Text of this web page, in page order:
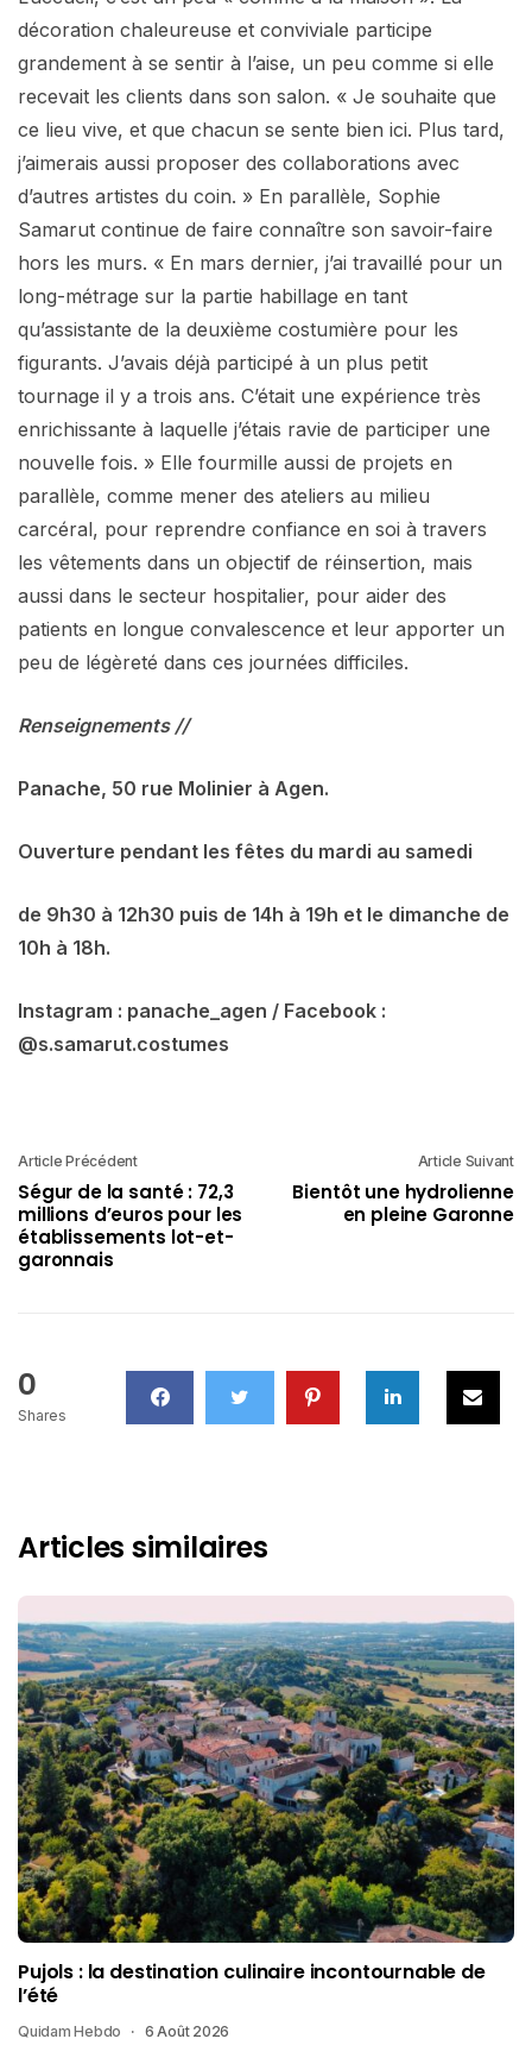
décoration chaleureuse et conviviale participe
grandement à se sentir à l’aise, un peu comme si elle
recevait les clients dans son salon. « Je souhaite que
ce lieu vive, et que chacun se sente bien ici. Plus tard,
j’aimerais aussi proposer des collaborations avec
d’autres artistes du coin. » En parallèle, Sophie
Samarut continue de faire connaître son savoir-faire
hors les murs. « En mars dernier, j’ai travaillé pour un
long-métrage sur la partie habillage en tant
qu’assistante de la deuxième costumière pour les
figurants. J’avais déjà participé à un plus petit
tournage il y a trois ans. C’était une expérience très
enrichissante à laquelle j’étais ravie de participer une
nouvelle fois. » Elle fourmille aussi de projets en
parallèle, comme mener des ateliers au milieu
carcéral, pour reprendre confiance en soi à travers
les vêtements dans un objectif de réinsertion, mais
aussi dans le secteur hospitalier, pour aider des
patients en longue convalescence et leur apporter un
peu de légèreté dans ces journées difficiles.
Renseignements //
Panache, 50 rue Molinier à Agen.
Ouverture pendant les fêtes du mardi au samedi
de 9h30 à 12h30 puis de 14h à 19h et le dimanche de
10h à 18h.
Instagram : panache_agen / Facebook :
@s.samarut.costumes
Article Précédent
Ségur de la santé : 72,3
millions d’euros pour les
établissements lot-et-
garonnais
Article Suivant
Bientôt une hydrolienne
en pleine Garonne
0
Shares
Articles similaires
Pujols : la destination culinaire incontournable de
l’été
Quidam Hebdo 6 Août 2026